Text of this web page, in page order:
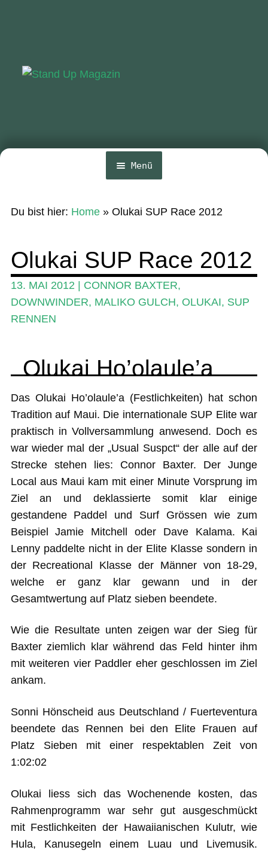
Menü
SUP-Events
Das Magazin
SPOT FINDER
Mein Konto
Du bist hier: Home» Olukai SUP Race 2012
Olukai SUP Race 2012
13. MAI 2012 | CONNOR BAXTER,
DOWNWINDER, MALIKO GULCH, OLUKAI, SUP
RENNEN
Olukai Ho’olaule’a
Das Olukai Ho’olaule’a (Festlichkeiten) hat schon
Tradition auf Maui. Die internationale SUP Elite war
praktisch in Vollversammlung anwesend. Doch es
war wieder mal der „Usual Suspct“ der alle auf der
Strecke stehen lies: Connor Baxter. Der Junge
Local aus Maui kam mit einer Minute Vorsprung im
Ziel an und deklassierte somit klar einige
gestandene Paddel und Surf Grössen wie zum
Beispiel Jamie Mitchell oder Dave Kalama. Kai
Lenny paddelte nicht in der Elite Klasse sondern in
der Recreational Klasse der Männer von 18-29,
welche er ganz klar gewann und in der
Gesamtwertung auf Platz sieben beendete.
Wie die Resultate unten zeigen war der Sieg für
Baxter ziemlich klar während das Feld hinter ihm
mit weiteren vier Paddler eher geschlossen im Ziel
ankam.
Sonni Hönscheid aus Deutschland / Fuerteventura
beendete das Rennen bei den Elite Frauen auf
Platz Sieben mit einer respektablen Zeit von
1:02:02
Olukai liess sich das Wochenende kosten, das
Rahmenprogramm war sehr gut ausgeschmückt
mit Festlichkeiten der Hawaiianischen Kulutr, wie
Hula, Kanusegeln einem Luau und Livemusik.